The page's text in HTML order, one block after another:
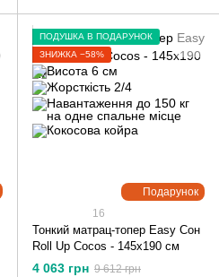
Подарунок
ПОДУШКА В ПОДАРУНОК
ЗНИЖКА −58%
16
Тонкий матрац-топер Easy Сон
Roll Up Cocos - 145х190 см
4 063 грн 9 612 грн